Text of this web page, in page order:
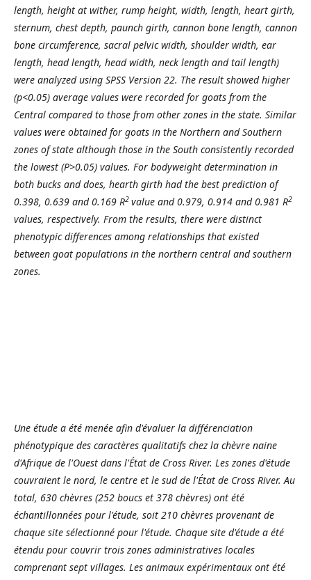
length, height at wither, rump height, width, length, heart girth,
sternum, chest depth, paunch girth, cannon bone length, cannon
bone circumference, sacral pelvic width, shoulder width, ear
length, head length, head width, neck length and tail length)
were analyzed using SPSS Version 22. The result showed higher
(p<0.05) average values were recorded for goats from the
Central compared to those from other zones in the state. Similar
values were obtained for goats in the Northern and Southern
zones of state although those in the South consistently recorded
the lowest (P>0.05) values. For bodyweight determination in
both bucks and does, hearth girth had the best prediction of
0.398, 0.639 and 0.169 R2 value and 0.979, 0.914 and 0.981 R2
values, respectively. From the results, there were distinct
phenotypic differences among relationships that existed
between goat populations in the northern central and southern
zones.
Une étude a été menée afin d'évaluer la différenciation
phénotypique des caractères qualitatifs chez la chèvre naine
d'Afrique de l'Ouest dans l'État de Cross River. Les zones d'étude
couvraient le nord, le centre et le sud de l'État de Cross River. Au
total, 630 chèvres (252 boucs et 378 chèvres) ont été
échantillonnées pour l'étude, soit 210 chèvres provenant de
chaque site sélectionné pour l'étude. Chaque site d'étude a été
étendu pour couvrir trois zones administratives locales
comprenant sept villages. Les animaux expérimentaux ont été